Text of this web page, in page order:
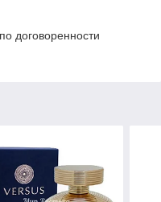
договоренности